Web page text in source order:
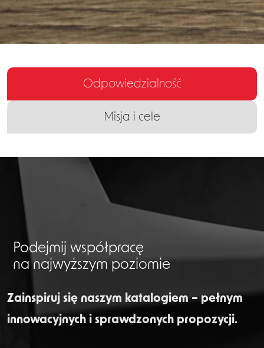
Odpowiedzialność
Misja i cele
Podejmij współpracę
na najwyższym poziomie
Zainspiruj się naszym katalogiem – pełnym
innowacyjnych i sprawdzonych propozycji.